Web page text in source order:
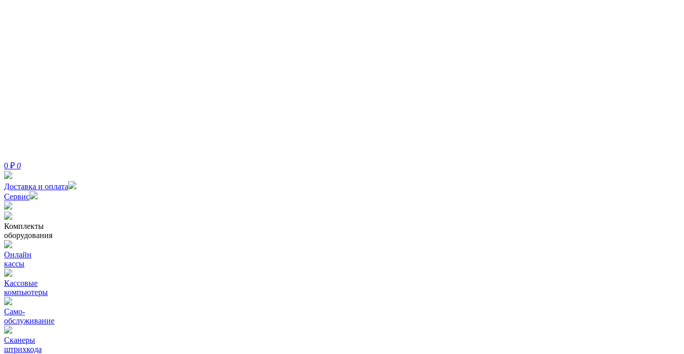
0 ₽ 0
Доставка и оплата
Сервис
Комплекты
оборудования
Онлайн
кассы
Кассовые
компьютеры
Само-
обслуживание
Сканеры
штрихкода